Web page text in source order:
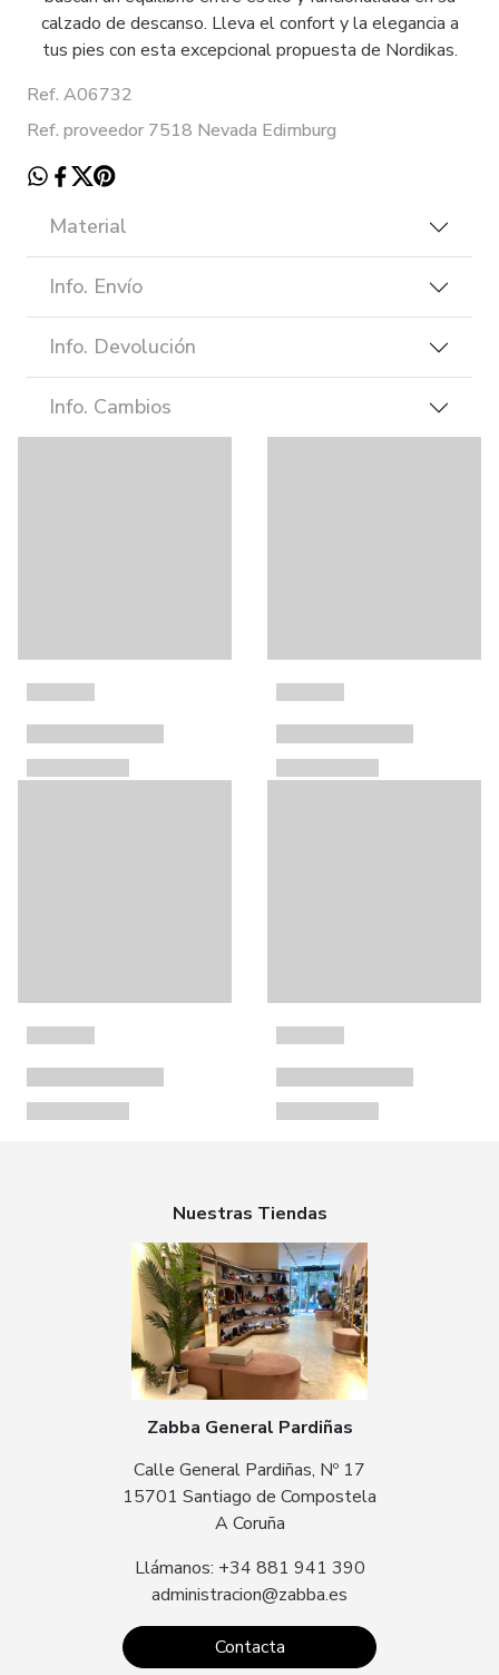
calzado de descanso. Lleva el confort y la elegancia a
tus pies con esta excepcional propuesta de Nordikas.
Ref. A06732
Ref. proveedor 7518 Nevada Edimburg
Material
Info. Envío
Info. Devolución
Info. Cambios
Nuestras Tiendas
Zabba General Pardiñas
Calle General Pardiñas, Nº 17
15701 Santiago de Compostela
A Coruña
Llámanos: +34 881 941 390
administracion@zabba.es
Contacta